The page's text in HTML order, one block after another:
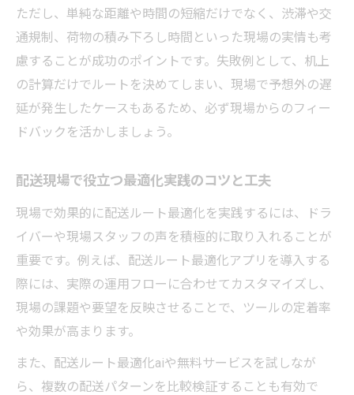
配送ルート最適化で業務時間短縮を実現す
配送コスト削減に直結するルート作成の工
夫
効率的な配送ルート作成手順と最適化のポ
イント
訣
配送現場で役立つ最適ルート作成の流れ
Pythonで挑戦する配送ルート最適化アルゴリズ
ム入門
Pythonで配送ルート最適化を始める基本ス
テップ
配送ルート最適化アルゴリズムの仕組みを
解説
Python活用で配送業務の自動化を目指す方
ただし、単純な距離や時間の短縮だけでなく、渋滞や交
通規制、荷物の積み下ろし時間といった現場の実情も考
慮することが成功のポイントです。失敗例として、机上
の計算だけでルートを決めてしまい、現場で予想外の遅
延が発生したケースもあるため、必ず現場からのフィー
ドバックを活かしましょう。
配送現場で役立つ最適化実践のコツと工夫
現場で効果的に配送ルート最適化を実践するには、ドラ
イバーや現場スタッフの声を積極的に取り入れることが
重要です。例えば、配送ルート最適化アプリを導入する
際には、実際の運用フローに合わせてカスタマイズし、
現場の課題や要望を反映させることで、ツールの定着率
や効果が高まります。
また、配送ルート最適化aiや無料サービスを試しなが
ら、複数の配送パターンを比較検証することも有効で